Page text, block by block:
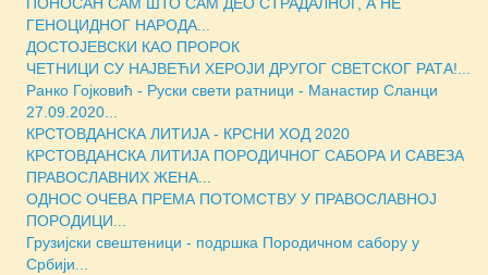
ГЕНОЦИДНОГ НАРОДА...
ДОСТОЈЕВСКИ КАО ПРОРОК
ЧЕТНИЦИ СУ НАЈВЕЋИ ХЕРОЈИ ДРУГОГ СВЕТСКОГ РАТА!...
Ранко Гојковић - Руски свети ратници - Манастир Сланци
27.09.2020...
КРСТОВДАНСКА ЛИТИЈА - КРСНИ ХОД 2020
КРСТОВДАНСКА ЛИТИЈА ПОРОДИЧНОГ САБОРА И САВЕЗА
ПРАВОСЛАВНИХ ЖЕНА...
ОДНОС ОЧЕВА ПРЕМА ПОТОМСТВУ У ПРАВОСЛАВНОЈ
ПОРОДИЦИ...
Грузијски свештеници - подршка Породичном сабору у
Србији...